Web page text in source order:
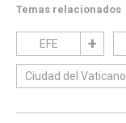
Temas relacionados
EFE
Ciudad del Vaticano